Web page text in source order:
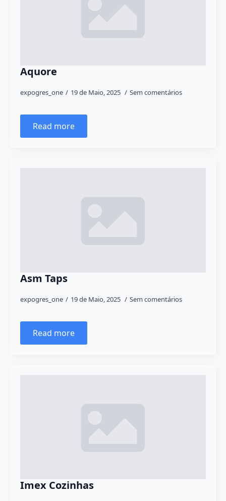
Aquore
expogres_one 19 de Maio, 2025 Sem comentários
Read more
Asm Taps
expogres_one 19 de Maio, 2025 Sem comentários
Read more
Imex Cozinhas